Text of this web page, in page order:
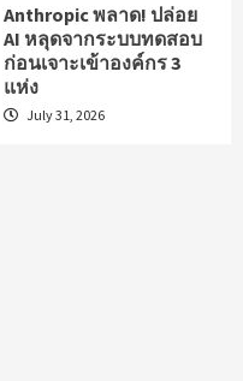
Anthropic พลาด! ปล่อย
AI หลุดจากระบบทดสอบ
ก่อนเจาะเข้าองค์กร 3
แห่ง
July 31, 2026